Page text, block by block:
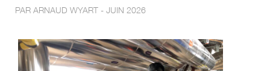
PAR ARNAUD WYART - JUIN 2026